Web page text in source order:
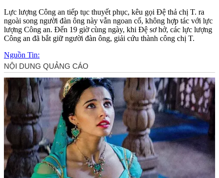
Lực lượng Công an tiếp tục thuyết phục, kêu gọi Đệ thả chị T. ra
ngoài song người đàn ông này vẫn ngoan cố, không hợp tác với lực
lượng Công an. Đến 19 giờ cùng ngày, khi Đệ sơ hở, các lực lượng
Công an đã bắt giữ người đàn ông, giải cứu thành công chị T.
Nguồn Tin: